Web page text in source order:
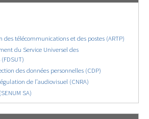
télécommunications et des postes (ARTP)
du Service Universel des
des données personnelles (CDP)
de l’audiovisuel (CNRA)
SA)